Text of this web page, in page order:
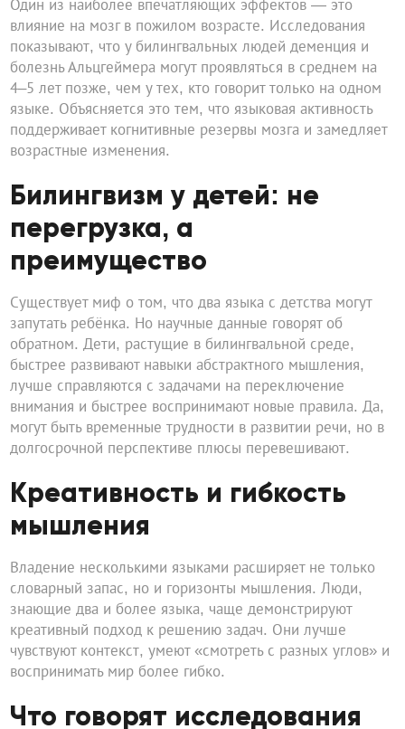
Один из наиболее впечатляющих эффектов — это
влияние на мозг в пожилом возрасте. Исследования
показывают, что у билингвальных людей деменция и
болезнь Альцгеймера могут проявляться в среднем на
4–5 лет позже, чем у тех, кто говорит только на одном
языке. Объясняется это тем, что языковая активность
поддерживает когнитивные резервы мозга и замедляет
возрастные изменения.
Билингвизм у детей: не
перегрузка, а
преимущество
Существует миф о том, что два языка с детства могут
запутать ребёнка. Но научные данные говорят об
обратном. Дети, растущие в билингвальной среде,
быстрее развивают навыки абстрактного мышления,
лучше справляются с задачами на переключение
внимания и быстрее воспринимают новые правила. Да,
могут быть временные трудности в развитии речи, но в
долгосрочной перспективе плюсы перевешивают.
Креативность и гибкость
мышления
Владение несколькими языками расширяет не только
словарный запас, но и горизонты мышления. Люди,
знающие два и более языка, чаще демонстрируют
креативный подход к решению задач. Они лучше
чувствуют контекст, умеют «смотреть с разных углов» и
воспринимать мир более гибко.
Что говорят исследования